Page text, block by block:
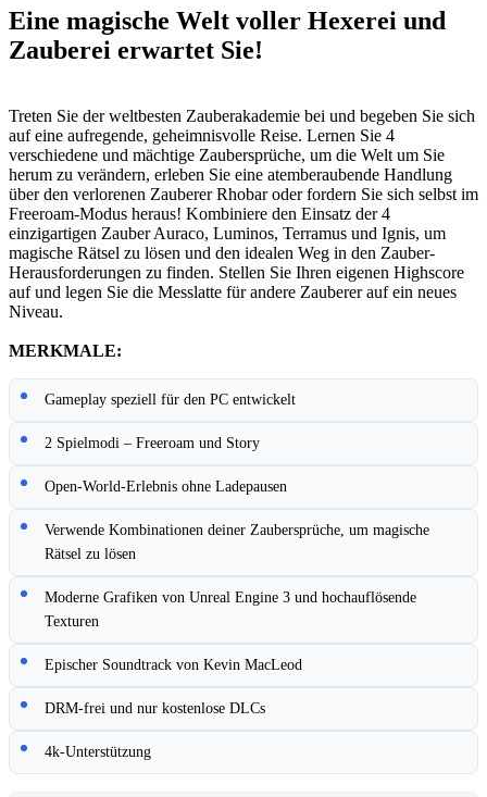
Eine magische Welt voller Hexerei und
Zauberei erwartet Sie!
Treten Sie der weltbesten Zauberakademie bei und begeben Sie sich
auf eine aufregende, geheimnisvolle Reise. Lernen Sie 4
verschiedene und mächtige Zaubersprüche, um die Welt um Sie
herum zu verändern, erleben Sie eine atemberaubende Handlung
über den verlorenen Zauberer Rhobar oder fordern Sie sich selbst im
Freeroam-Modus heraus! Kombiniere den Einsatz der 4
einzigartigen Zauber Auraco, Luminos, Terramus und Ignis, um
magische Rätsel zu lösen und den idealen Weg in den Zauber-
Herausforderungen zu finden. Stellen Sie Ihren eigenen Highscore
auf und legen Sie die Messlatte für andere Zauberer auf ein neues
Niveau.
MERKMALE:
Gameplay speziell für den PC entwickelt
2 Spielmodi – Freeroam und Story
Open-World-Erlebnis ohne Ladepausen
Verwende Kombinationen deiner Zaubersprüche, um magische
Rätsel zu lösen
Moderne Grafiken von Unreal Engine 3 und hochauflösende
Texturen
Epischer Soundtrack von Kevin MacLeod
DRM-frei und nur kostenlose DLCs
4k-Unterstützung